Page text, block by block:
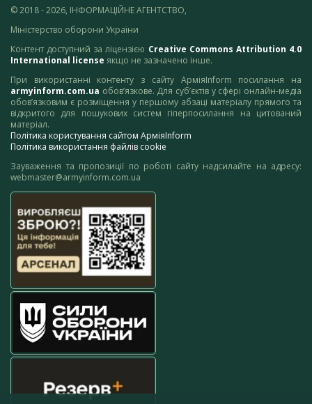
© 2018 - 2026, ІНФОРМАЦІЙНЕ АГЕНТСТВО,
Міністерство оборони України
Контент доступний за ліцензією Creative Commons Attribution 4.0
International license якщо не зазначено інше.
При використанні контенту з сайту АрміяInform посилання на
armyinform.com.ua обов’язкове. Для суб’єктів у сфері онлайн-медіа
обов’язковим є розміщення у першому абзаці матеріалу прямого та
відкритого для пошукових систем гіперпосилання на цитований
матеріал.
Політика користування сайтом АрміяInform
Політика використання файлів cookie
Зауваження та пропозиції по роботі сайту надсилайте на адресу:
webmaster@armyinform.com.ua